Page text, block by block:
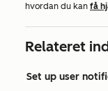
hvordan du kan få
Relateret
Set up user